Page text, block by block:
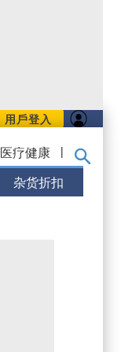
用戶登入
医疗健康 |
杂货折扣